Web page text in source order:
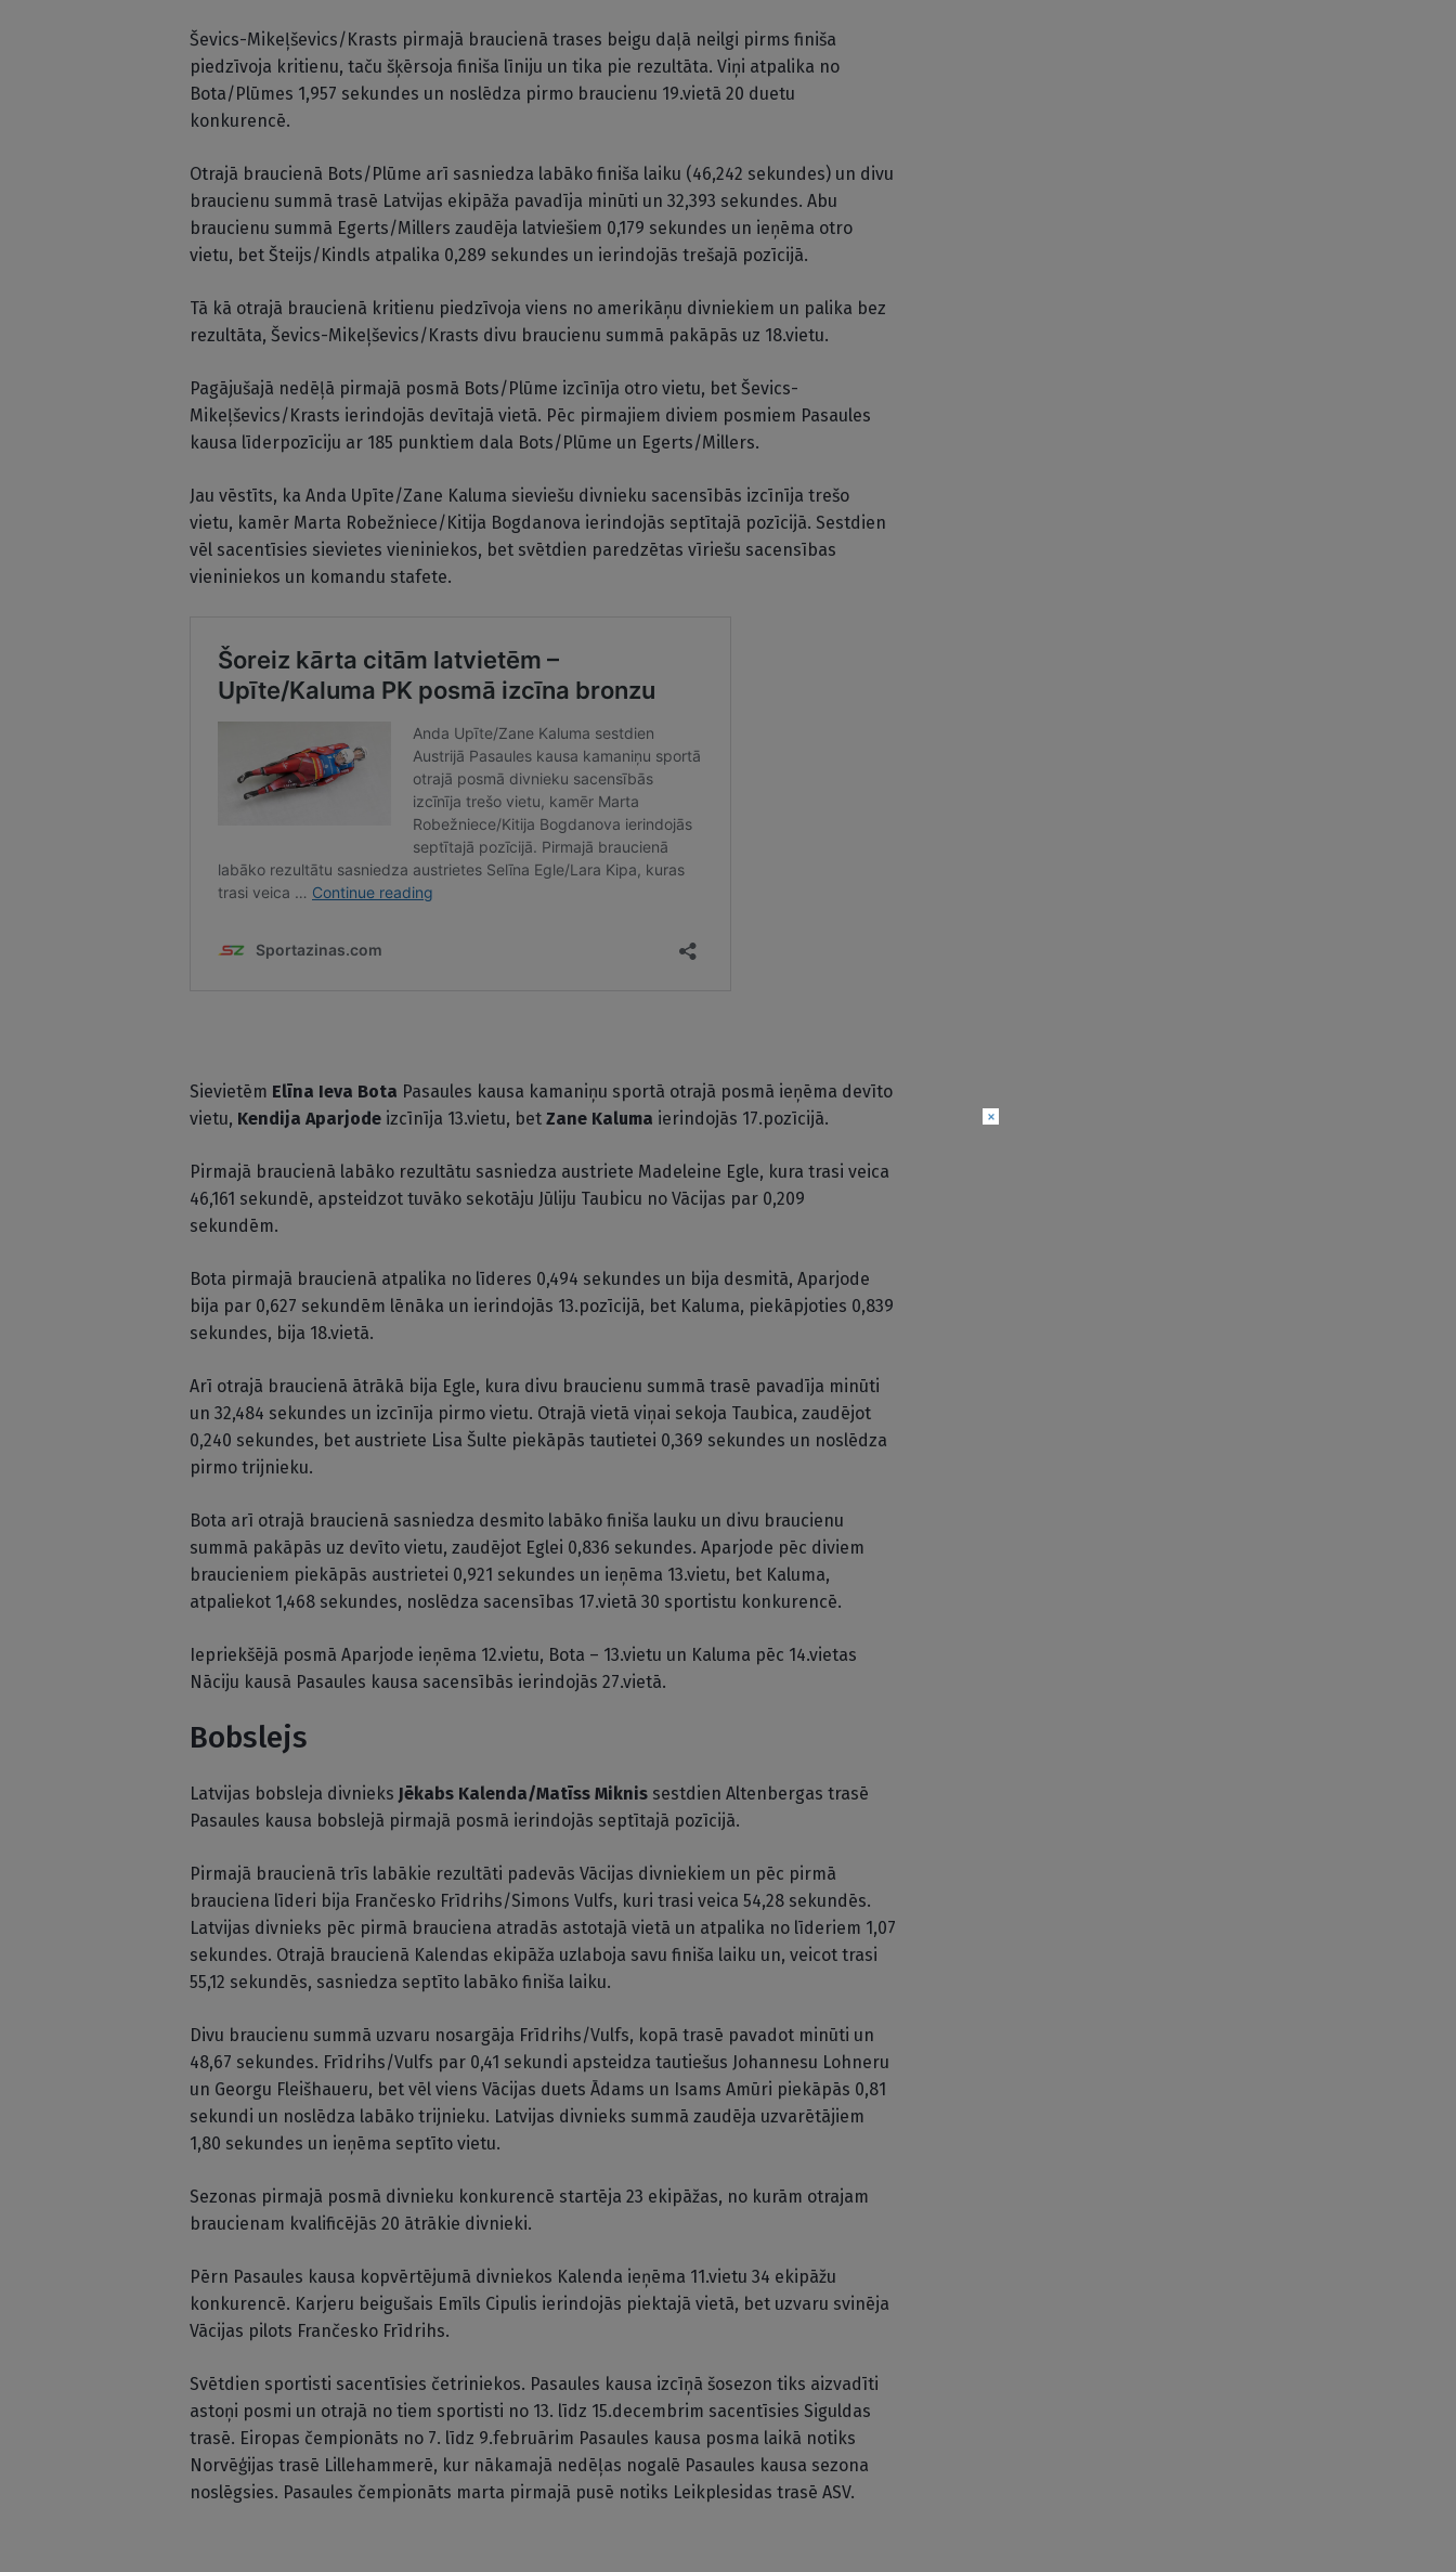
Ševics-Mikeļševics/Krasts pirmajā braucienā trases beigu daļā neilgi pirms finiša
piedzīvoja kritienu, taču šķērsoja finiša līniju un tika pie rezultāta. Viņi atpalika no
Bota/Plūmes 1,957 sekundes un noslēdza pirmo braucienu 19.vietā 20 duetu
konkurencē.
Otrajā braucienā Bots/Plūme arī sasniedza labāko finiša laiku (46,242 sekundes) un divu
braucienu summā trasē Latvijas ekipāža pavadīja minūti un 32,393 sekundes. Abu
braucienu summā Egerts/Millers zaudēja latviešiem 0,179 sekundes un ieņēma otro
vietu, bet Šteijs/Kindls atpalika 0,289 sekundes un ierindojās trešajā pozīcijā.
Tā kā otrajā braucienā kritienu piedzīvoja viens no amerikāņu divniekiem un palika bez
rezultāta, Ševics-Mikeļševics/Krasts divu braucienu summā pakāpās uz 18.vietu.
Pagājušajā nedēļā pirmajā posmā Bots/Plūme izcīnīja otro vietu, bet Ševics-
Mikeļševics/Krasts ierindojās devītajā vietā. Pēc pirmajiem diviem posmiem Pasaules
kausa līderpozīciju ar 185 punktiem dala Bots/Plūme un Egerts/Millers.
Jau vēstīts, ka Anda Upīte/Zane Kaluma sieviešu divnieku sacensībās izcīnīja trešo
vietu, kamēr Marta Robežniece/Kitija Bogdanova ierindojās septītajā pozīcijā. Sestdien
vēl sacentīsies sievietes vieniniekos, bet svētdien paredzētas vīriešu sacensības
vieniniekos un komandu stafete.
Sievietēm Elīna Ieva Bota Pasaules kausa kamaniņu sportā otrajā posmā ieņēma devīto
vietu, Kendija Aparjode izcīnīja 13.vietu, bet Zane Kaluma ierindojās 17.pozīcijā.
Pirmajā braucienā labāko rezultātu sasniedza austriete Madeleine Egle, kura trasi veica
46,161 sekundē, apsteidzot tuvāko sekotāju Jūliju Taubicu no Vācijas par 0,209
sekundēm.
Bota pirmajā braucienā atpalika no līderes 0,494 sekundes un bija desmitā, Aparjode
bija par 0,627 sekundēm lēnāka un ierindojās 13.pozīcijā, bet Kaluma, piekāpjoties 0,839
sekundes, bija 18.vietā.
Arī otrajā braucienā ātrākā bija Egle, kura divu braucienu summā trasē pavadīja minūti
un 32,484 sekundes un izcīnīja pirmo vietu. Otrajā vietā viņai sekoja Taubica, zaudējot
0,240 sekundes, bet austriete Lisa Šulte piekāpās tautietei 0,369 sekundes un noslēdza
pirmo trijnieku.
Bota arī otrajā braucienā sasniedza desmito labāko finiša lauku un divu braucienu
summā pakāpās uz devīto vietu, zaudējot Eglei 0,836 sekundes. Aparjode pēc diviem
braucieniem piekāpās austrietei 0,921 sekundes un ieņēma 13.vietu, bet Kaluma,
atpaliekot 1,468 sekundes, noslēdza sacensības 17.vietā 30 sportistu konkurencē.
Iepriekšējā posmā Aparjode ieņēma 12.vietu, Bota – 13.vietu un Kaluma pēc 14.vietas
Nāciju kausā Pasaules kausa sacensībās ierindojās 27.vietā.
Bobslejs
Latvijas bobsleja divnieks Jēkabs Kalenda/Matīss Miknis sestdien Altenbergas trasē
Pasaules kausa bobslejā pirmajā posmā ierindojās septītajā pozīcijā.
Pirmajā braucienā trīs labākie rezultāti padevās Vācijas divniekiem un pēc pirmā
brauciena līderi bija Frančesko Frīdrihs/Simons Vulfs, kuri trasi veica 54,28 sekundēs.
Latvijas divnieks pēc pirmā brauciena atradās astotajā vietā un atpalika no līderiem 1,07
sekundes. Otrajā braucienā Kalendas ekipāža uzlaboja savu finiša laiku un, veicot trasi
55,12 sekundēs, sasniedza septīto labāko finiša laiku.
Divu braucienu summā uzvaru nosargāja Frīdrihs/Vulfs, kopā trasē pavadot minūti un
48,67 sekundes. Frīdrihs/Vulfs par 0,41 sekundi apsteidza tautiešus Johannesu Lohneru
un Georgu Fleišhaueru, bet vēl viens Vācijas duets Ādams un Isams Amūri piekāpās 0,81
sekundi un noslēdza labāko trijnieku. Latvijas divnieks summā zaudēja uzvarētājiem
1,80 sekundes un ieņēma septīto vietu.
Sezonas pirmajā posmā divnieku konkurencē startēja 23 ekipāžas, no kurām otrajam
braucienam kvalificējās 20 ātrākie divnieki.
Pērn Pasaules kausa kopvērtējumā divniekos Kalenda ieņēma 11.vietu 34 ekipāžu
konkurencē. Karjeru beigušais Emīls Cipulis ierindojās piektajā vietā, bet uzvaru svinēja
Vācijas pilots Frančesko Frīdrihs.
Svētdien sportisti sacentīsies četriniekos. Pasaules kausa izcīņā šosezon tiks aizvadīti
astoņi posmi un otrajā no tiem sportisti no 13. līdz 15.decembrim sacentīsies Siguldas
trasē. Eiropas čempionāts no 7. līdz 9.februārim Pasaules kausa posma laikā notiks
Norvēģijas trasē Lillehammerē, kur nākamajā nedēļas nogalē Pasaules kausa sezona
noslēgsies. Pasaules čempionāts marta pirmajā pusē notiks Leikplesidas trasē ASV.